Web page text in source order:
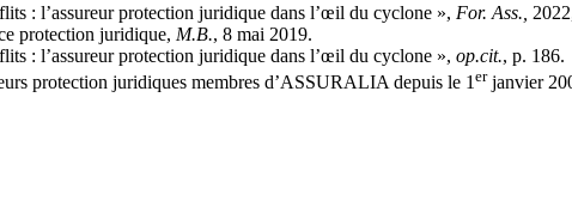
: l’assureur protection juridique dans l’œil du cyclone », For. Ass.,
protection juridique, M.B., 8 mai 2019.
: l’assureur protection juridique dans l’œil du cyclone », op.cit., p. 186.
protection juridiques membres d’ASSURALIA depuis le 1 erjanvier